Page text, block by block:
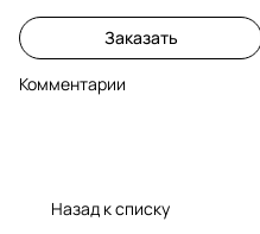
Заказать
Комментарии
Назад к списку